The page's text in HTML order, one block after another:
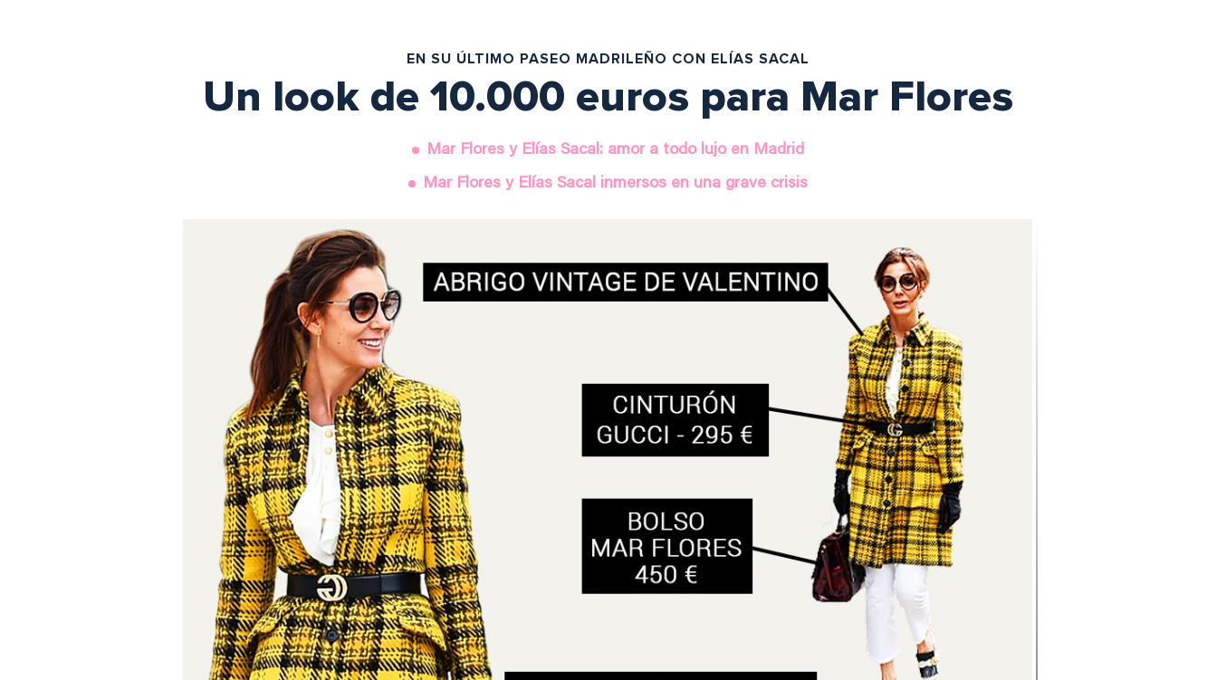
EN SU ÚLTIMO PASEO MADRILEÑO CON ELÍAS SACAL
Un look de 10.000 euros para Mar Flores
Mar Flores y Elías Sacal: amor a todo lujo en Madrid
Mar Flores y Elías Sacal inmersos en una grave crisis